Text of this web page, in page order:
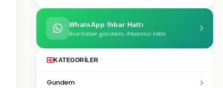
WhatsApp İhbar Hattı
Bize haber gönderin, ihbarınızı iletin
KATEGORILER
Gundem